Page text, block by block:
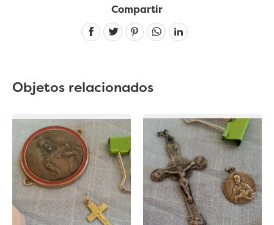
Compartir
Linkedin
Objetos relacionados